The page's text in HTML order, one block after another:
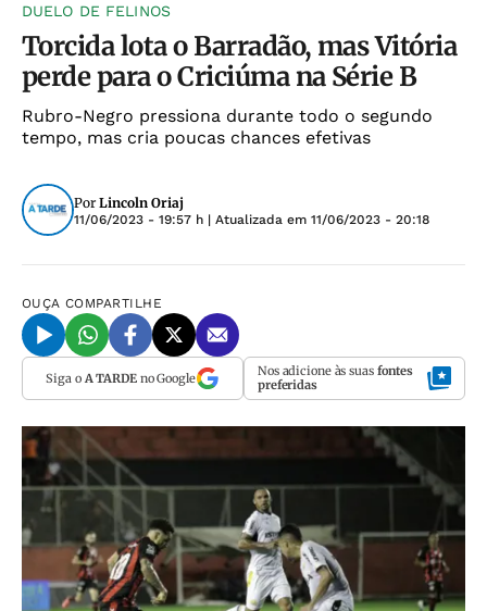
DUELO DE FELINOS
Torcida lota o Barradão, mas Vitória
perde para o Criciúma na Série B
Rubro-Negro pressiona durante todo o segundo
tempo, mas cria poucas chances efetivas
Por Lincoln Oriaj
11/06/2023 - 19:57 h | Atualizada em 11/06/2023 - 20:18
OUÇA COMPARTILHE
Siga o A TARDEno Google Nos adicione às suas fontes
preferidas